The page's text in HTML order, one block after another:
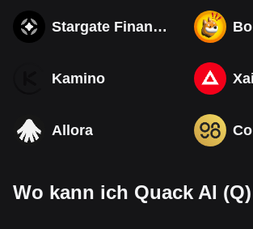
Stargate Finance
Kamino Xai
Allora
Wo kann ich Quack AI